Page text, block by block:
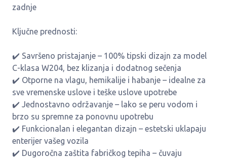
zadnje
Ključne prednosti:
✔️ Savršeno pristajanje – 100% tipski dizajn za model
C-klasa W204, bez klizanja i dodatnog sečenja
✔️ Otporne na vlagu, hemikalije i habanje – idealne za
sve vremenske uslove i teške uslove upotrebe
✔️ Jednostavno održavanje – lako se peru vodom i
brzo su spremne za ponovnu upotrebu
✔️ Funkcionalan i elegantan dizajn – estetski uklapaju
enterijer vašeg vozila
✔️ Dugoročna zaštita fabričkog tepiha – čuvaju